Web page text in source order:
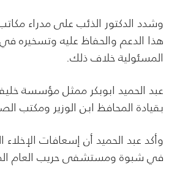
وشدد الدكتور الذئب على مدراء
هذا الدعم والحفاظ عليه وتسخيره
المسئولية خلاف ذلك.
عبد الحميد ابوبكر ممثل مؤسسة
بقيادة المحافظ ابن الوزير ومكتب
وأكد عبد الحميد أن إسعافات
في شبوة ومستشفى حريب العام